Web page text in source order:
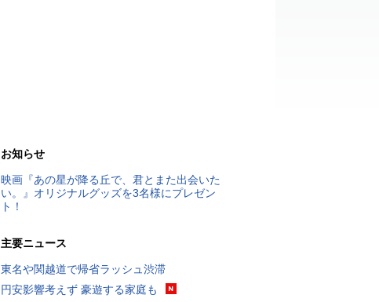
お知らせ
映画『あの星が降る丘で、君とまた出会いた
い。』オリジナルグッズを3名様にプレゼン
ト！
主要ニュース
東名や関越道で帰省ラッシュ渋滞
円安影響考えず 豪遊する家庭も